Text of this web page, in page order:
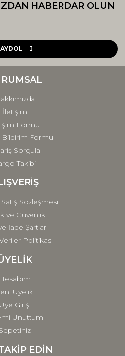
HABERDAR OLUN
İletişim
Formu
Bildirim Formu
Sorgula
Takibi
Sözleşmesi
ve Güvenlik
İade Şartları
Politikası
Hesabım
Üyelik
Üye Girişi
Unuttum
Sepetiniz
EDİN